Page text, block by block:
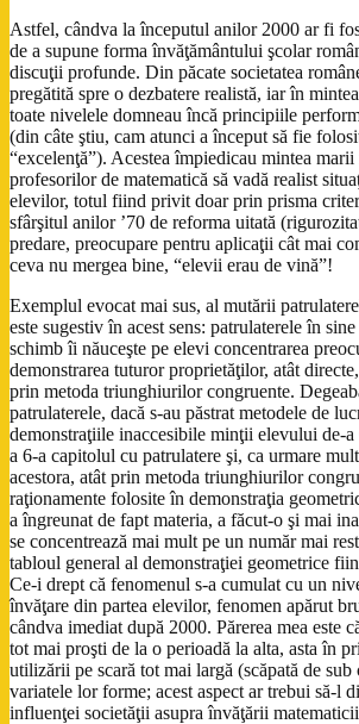
Astfel, cândva la începutul anilor 2000 ar fi
de a supune forma învăţământului şcolar
discuţii profunde. Din păcate societatea
pregătită spre o dezbatere realistă, iar în
toate nivelele domneau încă principiile
(din câte ştiu, cam atunci a început să fie
“excelenţă”). Acestea împiedicau mintea
profesorilor de matematică să vadă realist
elevilor, totul fiind privit doar prin prisma
sfârşitul anilor ’70 de reforma uitată
predare, preocupare pentru aplicaţii cât mai
ceva nu mergea bine, “elevii erau de vină”!
Exemplul evocat mai sus, al mutării
este sugestiv în acest sens: patrulaterele în
schimb îi năuceşte pe elevi concentrarea
demonstrarea tuturor proprietăţilor, atât
prin metoda triunghiurilor congruente.
patrulaterele, dacă s-au păstrat metodele de
demonstraţiile inaccesibile minţii elevului de-a
a 6-a capitolul cu patrulatere şi, ca urmare
acestora, atât prin metoda triunghiurilor
raţionamente folosite în demonstraţia
a îngreunat de fapt materia, a făcut-o şi mai
se concentrează mai mult pe un număr mai
tabloul general al demonstraţiei geometrice
Ce-i drept că fenomenul s-a cumulat cu un
învăţare din partea elevilor, fenomen apărut
cândva imediat după 2000. Părerea mea este
tot mai proşti de la o perioadă la alta, asta în
utilizării pe scară tot mai largă (scăpată de
variatele lor forme; acest aspect ar trebui să-l
influenţei societăţii asupra învăţării